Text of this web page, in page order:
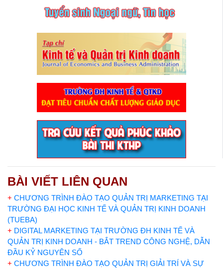
BÀI VIẾT LIÊN QUAN
+ CHƯƠNG TRÌNH ĐÀO TẠO QUẢN TRỊ MARKETING TẠI
TRƯỜNG ĐẠI HỌC KINH TẾ VÀ QUẢN TRỊ KINH DOANH
(TUEBA)
+ DIGITAL MARKETING TẠI TRƯỜNG ĐH KINH TẾ VÀ
QUẢN TRỊ KINH DOANH - BẮT TREND CÔNG NGHỆ, DẪN
ĐẦU KỶ NGUYÊN SỐ
+ CHƯƠNG TRÌNH ĐÀO TẠO QUẢN TRỊ GIẢI TRÍ VÀ SỰ